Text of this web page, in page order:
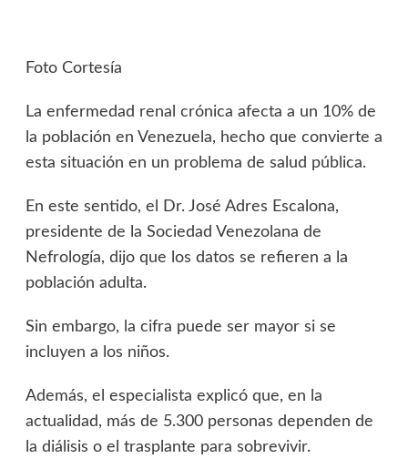
Foto Cortesía
La enfermedad renal crónica afecta a un 10% de
la población en Venezuela, hecho que convierte a
esta situación en un problema de salud pública.
En este sentido, el Dr. José Adres Escalona,
presidente de la Sociedad Venezolana de
Nefrología, dijo que los datos se refieren a la
población adulta.
Sin embargo, la cifra puede ser mayor si se
incluyen a los niños.
Además, el especialista explicó que, en la
actualidad, más de 5.300 personas dependen de
la diálisis o el trasplante para sobrevivir.